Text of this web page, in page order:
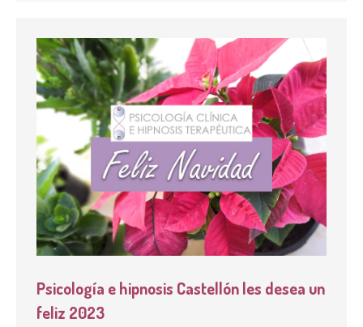
Psicología e hipnosis Castellón les desea un
feliz 2023